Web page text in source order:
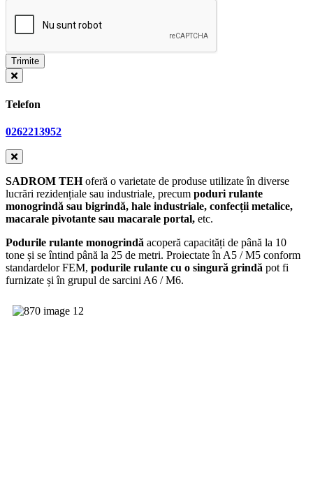
Telefon
0262213952
SADROM TEHoferă o varietate de produse utilizate în diverse
lucrări rezidențiale sau industriale, precum poduri rulante
monogrindă sau bigrindă, hale industriale, confecții metalice,
macarale pivotante sau macarale portal, etc.
Podurile rulante monogrindă acoperă capacități de până la 10
tone și se întind până la 25 de metri. Proiectate în A5 / M5 conform
standardelor FEM, podurile rulante cu o singură grindă pot fi
furnizate și în grupul de sarcini A6 / M6.